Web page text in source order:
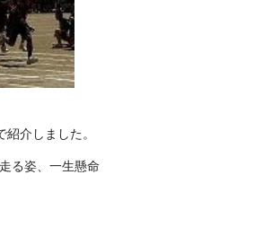
介しました。
る姿、一生懸命